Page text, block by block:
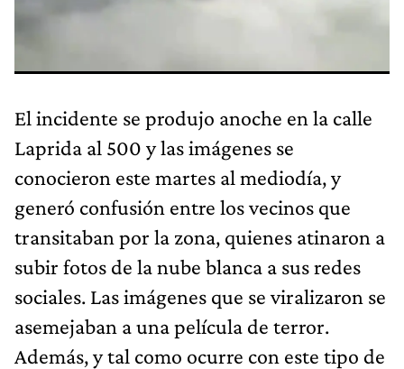
El incidente se produjo anoche en la calle
Laprida al 500 y las imágenes se
conocieron este martes al mediodía, y
generó confusión entre los vecinos que
transitaban por la zona, quienes atinaron a
subir fotos de la nube blanca a sus redes
sociales. Las imágenes que se viralizaron se
asemejaban a una película de terror.
Además, y tal como ocurre con este tipo de